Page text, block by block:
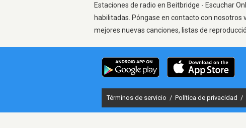
Estaciones de radio en Beitbridge - Escuchar
habilitadas. Póngase en contacto con
mejores nuevas canciones, listas de
Términos de servicio / Política de privacidad /